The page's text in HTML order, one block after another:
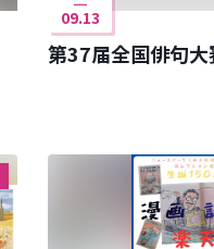
09.13
第37届全国俳句大